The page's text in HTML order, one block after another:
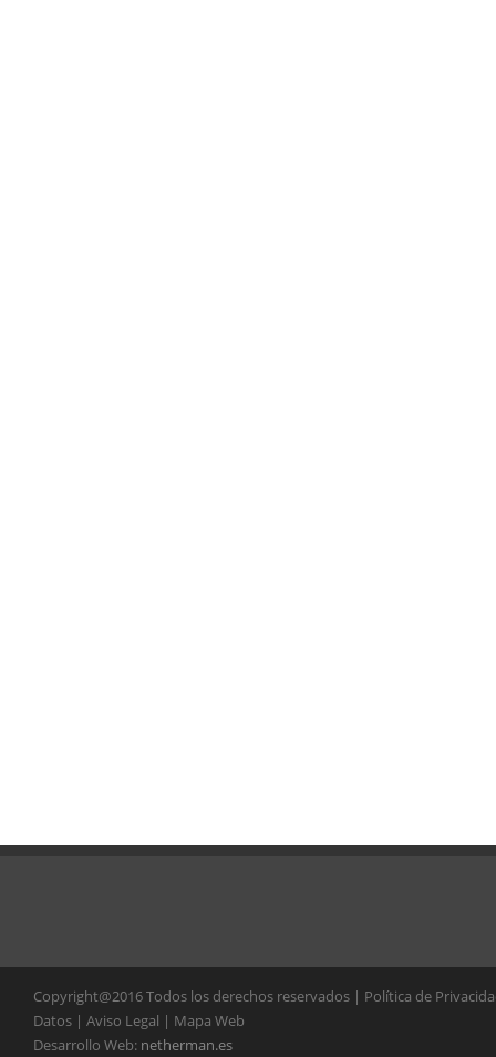
Copyright@2016 Todos los derechos reservados | Política de
Datos | Aviso Legal | Mapa Web
Desarrollo Web: netherman.es